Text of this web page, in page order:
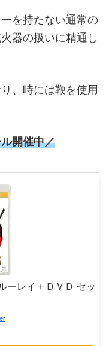
を持たない通常の
器の扱いに精通し
、時には鞭を使用
開催中／
ーレイ＋ＤＶＤ セッ